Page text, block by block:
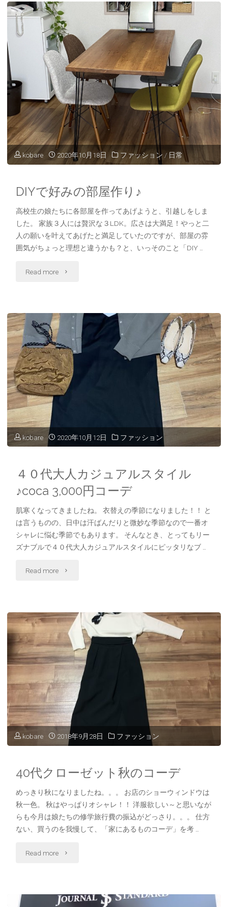
ブ
ラ
ッ
ク
ロ
ン
グ
ワ
ー
ス
♪"
kobare 2020年10月18日 ファッション / 日常
DIYで好みの部屋作り♪
高校生の娘たちに各部屋を作ってあげようと、引越しをしま
した。 家族３人には贅沢な３LDK。広さは大満足！やっと二
人の願いを叶えてあげたと満足していたのですが、部屋の雰
囲気がちょっと理想と違うかも？と、いっそのこと「DIY …
Read more "DIY
好
の
部
屋
り
kobare 2020年10月12日 ファッション
４０代大人カジュアルスタイル
♪coca 3,000円コーデ
肌寒くなってきましたね。 衣替えの季節になりました！！ と
は言うものの、日中は汗ばんだりと微妙な季節なので一番オ
シャレに悩む季節でもあります。 そんなとき、とってもリー
ズナブルで４０代大人カジュアルスタイルにピッタリなブ …
Read more "４
代
大
人
カ
ュ
ア
ス
タ
イ
ル
♪coca
円
kobare 2018年9月28日 ファッション
40代クローゼット秋のコーデ
めっきり秋になりましたね。。。 お店のショーウィンドウは
秋一色。 秋はやっぱりオシャレ！！ 洋服欲しい～と思いなが
らも今月は娘たちの修学旅行費の振込がどっさり。。。 仕方
ない、買うのを我慢して、「家にあるものコーデ」を考 …
Read more "40
ク